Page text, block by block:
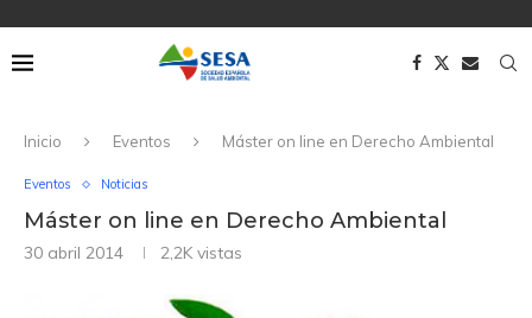
Inicio Eventos Máster on line en Derecho Ambiental
Eventos Noticias
Máster on line en Derecho Ambiental
30 abril 2014 2,2K vistas